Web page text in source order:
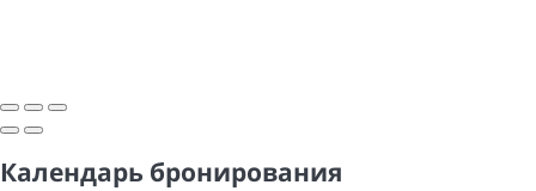
Календарь бронирования